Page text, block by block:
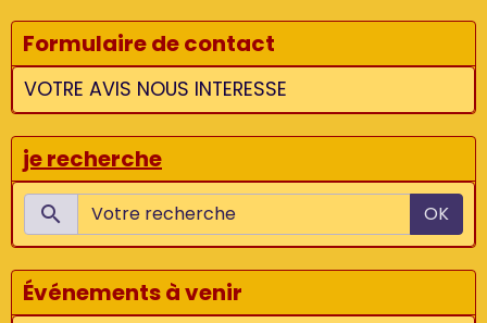
Formulaire de contact
VOTRE AVIS NOUS INTERESSE
je recherche
OK
Événements à venir